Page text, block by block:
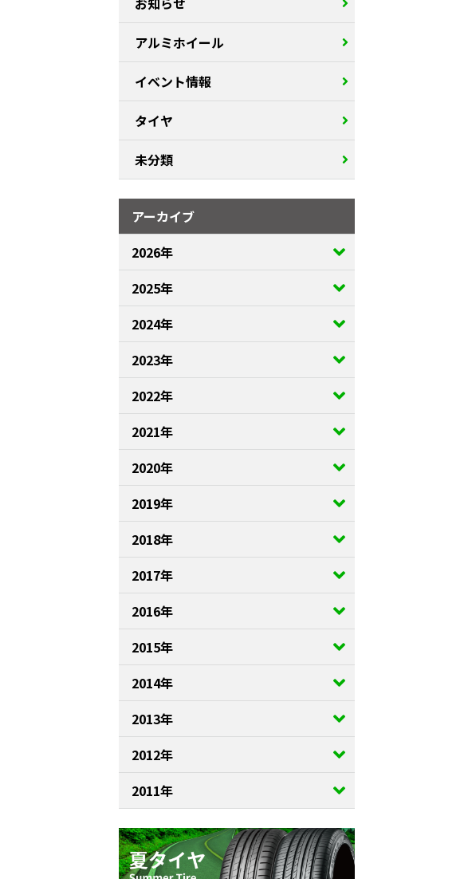
アルミホイール
イベント情報
タイヤ
未分類
アーカイブ
2026年
2025年
2024年
2023年
2022年
2021年
2020年
2019年
2018年
2017年
2016年
2015年
2014年
2013年
2012年
2011年